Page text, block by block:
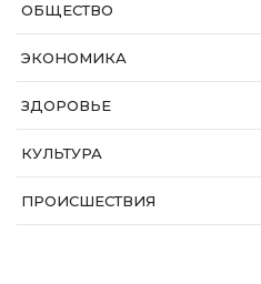
ОБЩЕСТВО
ЭКОНОМИКА
ЗДОРОВЬЕ
КУЛЬТУРА
ПРОИСШЕСТВИЯ